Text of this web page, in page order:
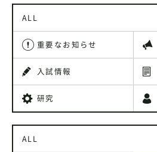
ALL
重要なお知らせ
入試情報
研究
ALL